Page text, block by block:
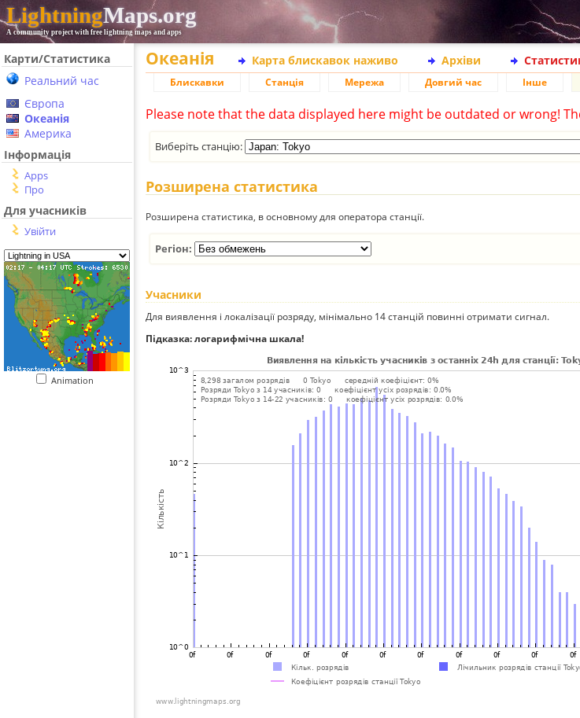
LightningMaps.org
A community project with free lightning maps and apps
Карти/Статистика
Реальний час
Європа
Океанія
Америка
Інформація
Apps
Про
Для учасників
Увійти
Animation
Океанія Карта блискавок наживо Архіви
Блискавки Станція Мережа Довгий час Інше
Please note that the data displayed here might be outdated or wrong!
Виберіть станцію:
Розширена статистика
Розширена статистика, в основному для оператора станції.
Регіон:
Учасники
Для виявлення і локалізації розряду, мінімально 14 станцій повинні отримати сигнал.
Підказка: логарифмічна шкала!